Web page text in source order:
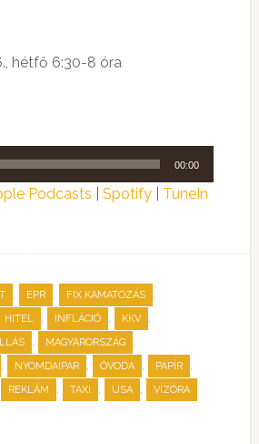
hétfő 6:30-8 óra
00:00
Podcasts Spotify| TuneIn
, EPR , FIX KAMATOZÁS ,
HITEL , INFLÁCIÓ , KKV ,
, MAGYARORSZÁG ,
, NYOMDAIPAR , ÓVODA , PAPÍR ,
REKLÁM , TAXI , USA , VÍZÓRA